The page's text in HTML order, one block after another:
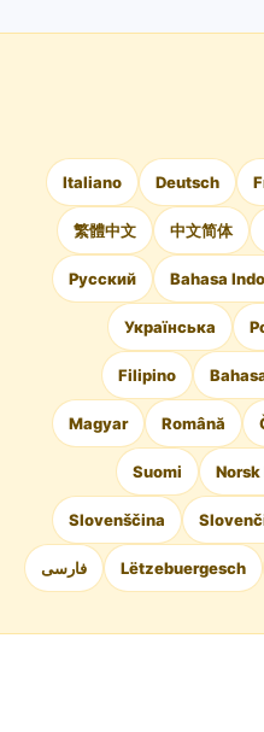
Deutsch
Italiano
中文简体
繁體中文
Bahasa
Русский
Українська
Filipino
Română
Magyar
Suomi
Slovenščina
Lëtzebuergesch فارسی